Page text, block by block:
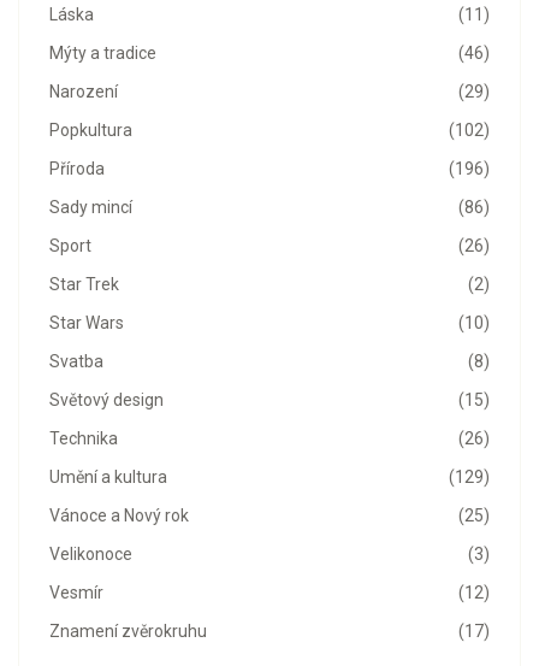
(11)
Láska
(46)
Mýty a tradice
(29)
Narození
(102)
Popkultura
(196)
Příroda
(86)
Sady mincí
(26)
Sport
(2)
Star Trek
(10)
Star Wars
(8)
Svatba
(15)
Světový design
(26)
Technika
(129)
Umění a kultura
(25)
Vánoce a Nový rok
(3)
Velikonoce
(12)
Vesmír
(17)
Znamení zvěrokruhu